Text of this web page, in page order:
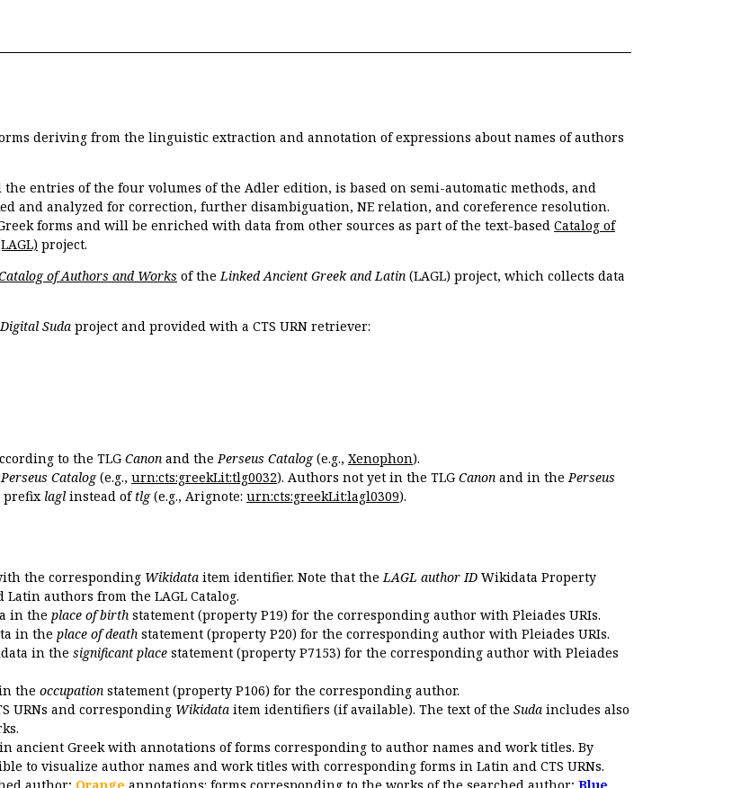
deriving from the linguistic extraction and annotation of expressions about names of authors
entries of the four volumes of the Adler edition, is based on semi-automatic methods, and
and analyzed for correction, further disambiguation, NE relation, and coreference resolution.
forms and will be enriched with data from other sources as part of the text-based Catalog of
project.
of Authors and Works of theLinked Ancient Greek and Latin (LAGL) project, which collects data
Digital Suda project and provided with a CTS URN retriever:
to the TLG Canon and the Perseus Catalog(e.g., Xenophon).
Perseus Catalog(e.g., urn:cts:greekLit:tlg0032). Authors not yet in the TLG Canon and in the Perseus
prefix lagl instead of tlg(e.g., Arignote: urn:cts:greekLit:lagl0309).
the corresponding Wikidata item identifier. Note that theLAGL author ID Wikidata Property
authors from the LAGL Catalog.
in the place of birth statement (property P19) for the corresponding author with Pleiades URIs.
in the place of death statement (property P20) for the corresponding author with Pleiades URIs.
in the significant place statement (property P7153) for the corresponding author with Pleiades
the occupation statement (property P106) for the corresponding author.
URNs and corresponding Wikidata item identifiers (if available). The text of the Suda includes also
in ancient Greek with annotations of forms corresponding to author names and work titles. By
to visualize author names and work titles with corresponding forms in Latin and CTS URNs.